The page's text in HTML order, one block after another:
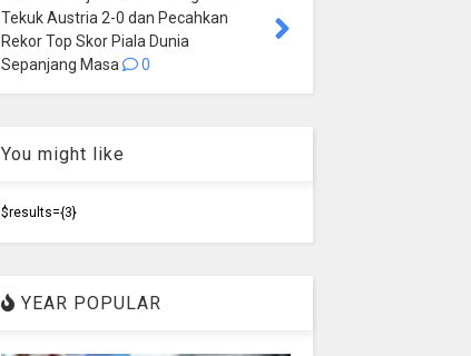
Tekuk Austria 2-0 dan Pecahkan
Rekor Top Skor Piala Dunia
Sepanjang Masa
0
You might like
$results={3}
YEAR POPULAR